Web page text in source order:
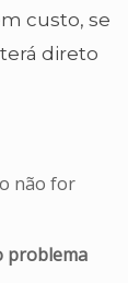
custo, se
direto
não for
problema